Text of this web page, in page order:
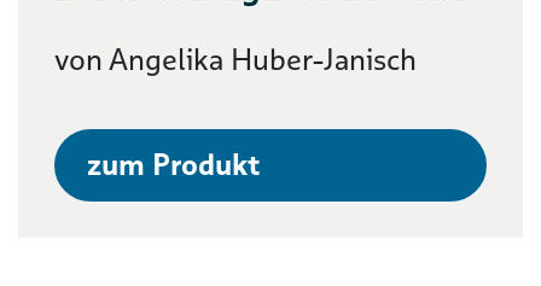
von Angelika Huber-Janisch
zum Produkt